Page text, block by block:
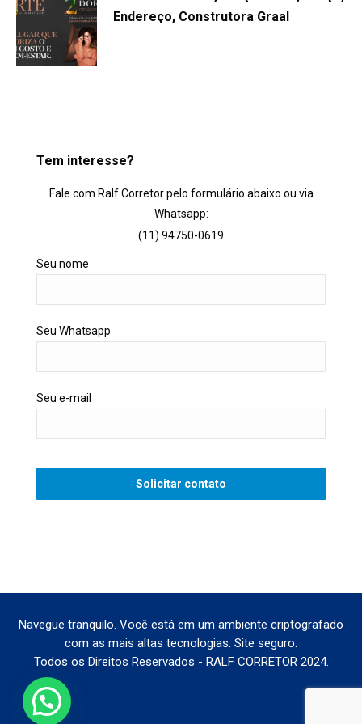
Endereço, Construtora Graal
Tem interesse?
Fale com Ralf Corretor pelo formulário abaixo ou via
Whatsapp:
(11) 94750-0619
Seu nome
Seu Whatsapp
Seu e-mail
Navegue tranquilo. Você está em um ambiente criptografado
com as mais altas tecnologias. Site seguro.
Todos os Direitos Reservados - RALF CORRETOR 2024.